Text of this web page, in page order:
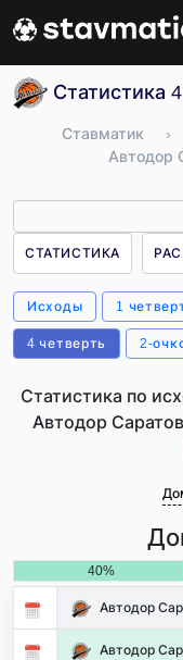
Статистика
Ставматик ›
Автодор
СТАТИСТИКА
Исходы 1
4 четверть 2-
Статистика по
Автодор
40%
Автодор
Автодор